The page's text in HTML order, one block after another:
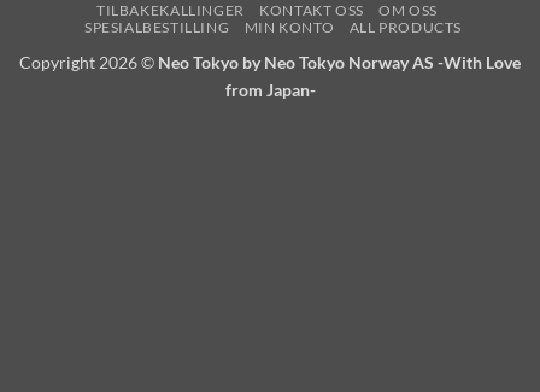
TILBAKEKALLINGER KONTAKT OSS
OM OSS
SPESIALBESTILLING
MIN KONTO ALL PRODUCTS
Copyright 2026 © Neo Tokyo by Neo Tokyo Norway AS -With Love
from Japan-